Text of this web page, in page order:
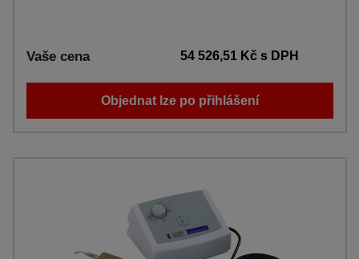
Vaše cena 54 526,51 Kčs DPH
Objednat lze po přihlášení